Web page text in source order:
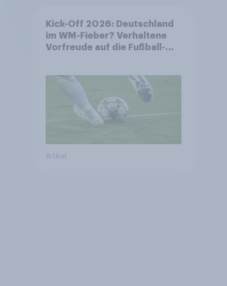
Kick-Off 2026: Deutschland
im WM-Fieber? Verhaltene
Vorfreude auf die Fußball-
Artikel